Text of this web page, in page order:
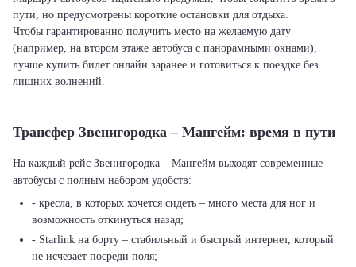
пути, но предусмотрены короткие остановки для отдыха.
Чтобы гарантированно получить место на желаемую дату
(например, на втором этаже автобуса с панорамными окнами),
лучше купить билет онлайн заранее и готовиться к поездке без
лишних волнений.
Трансфер Звенигородка – Мангейм: время в пути
На каждый рейс Звенигородка – Мангейм выходят современные
автобусы с полным набором удобств:
- кресла, в которых хочется сидеть – много места для ног и
возможность откинуться назад;
- Starlink на борту – стабильный и быстрый интернет, который
не исчезает посреди поля;